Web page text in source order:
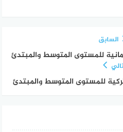
السابق